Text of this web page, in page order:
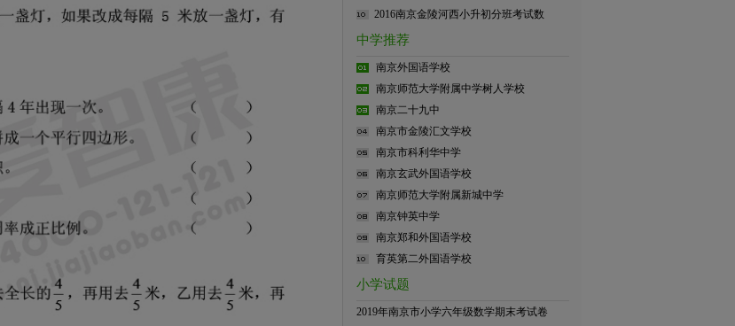
2016南京金陵河西小升初分班考试数
中学推荐
南京外国语学校
南京师范大学附属中学树人学校
南京二十九中
南京市金陵汇文学校
南京市科利华中学
南京玄武外国语学校
南京师范大学附属新城中学
南京钟英中学
南京郑和外国语学校
育英第二外国语学校
小学试题
2019年南京市小学六年级数学期末考试卷